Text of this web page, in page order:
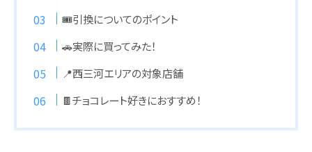
🎟️引換についてのポイント
🚗実際に買ってみた！
📍西三河エリアの対象店舗
🍫チョコレート好きにおすすめ！